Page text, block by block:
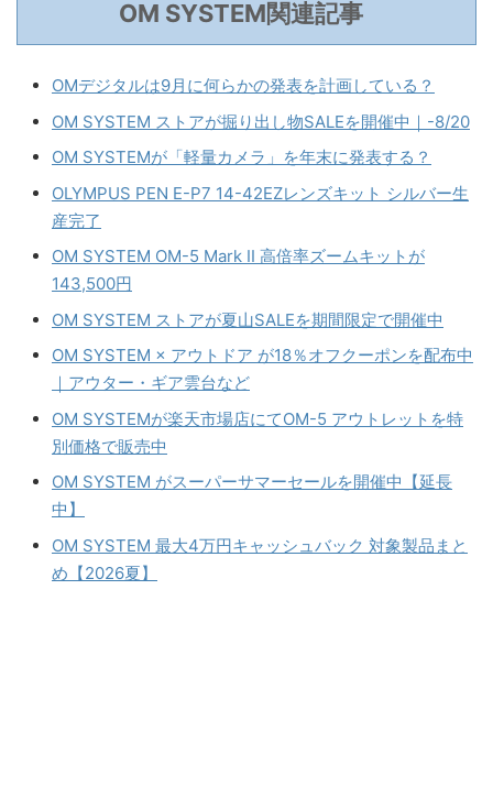
OM SYSTEM関連記事
OMデジタルは9月に何らかの発表を計画している？
OM SYSTEM ストアが掘り出し物SALEを開催中｜-8/20
OM SYSTEMが「軽量カメラ」を年末に発表する？
OLYMPUS PEN E-P7 14-42EZレンズキット シルバー生
産完了
OM SYSTEM OM-5 Mark II 高倍率ズームキットが
143,500円
OM SYSTEM ストアが夏山SALEを期間限定で開催中
OM SYSTEM × アウトドア が18％オフクーポンを配布中
｜アウター・ギア雲台など
OM SYSTEMが楽天市場店にてOM-5 アウトレットを特
別価格で販売中
OM SYSTEM がスーパーサマーセールを開催中【延長
中】
OM SYSTEM 最大4万円キャッシュバック 対象製品まと
め【2026夏】